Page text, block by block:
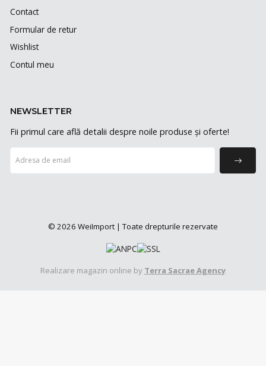
Contact
Formular de retur
Wishlist
Contul meu
NEWSLETTER
Fii primul care află detalii despre noile produse și oferte!
© 2026 WeiImport | Toate drepturile rezervate
Realizare magazin online by Terra Sacrae Agency